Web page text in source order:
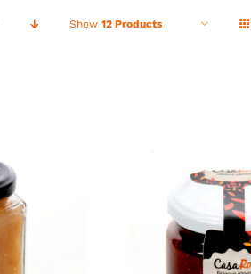
Show 12 Products
QUICK
ADD TO CART